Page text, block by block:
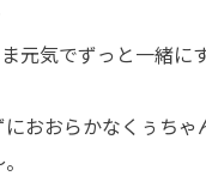
元気でずっと一緒に
おおらかなくぅち